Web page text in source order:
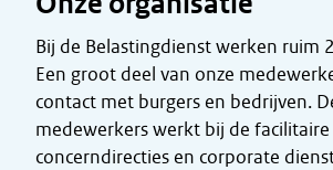
Bij de Belastingdienst werken ruim
Een groot deel van onze
contact met burgers en bedrijven.
medewerkers werkt bij de
concerndirecties en corporate